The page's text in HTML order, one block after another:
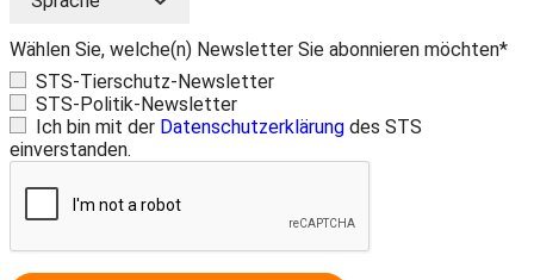
Wählen Sie, welche(n) Newsletter Sie abonnieren möchten*
STS-Tierschutz-Newsletter
STS-Politik-Newsletter
Ich bin mit der Datenschutzerklärung des STS
einverstanden.